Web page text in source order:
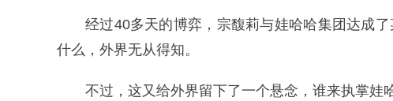
经过40多天的博弈，宗馥莉与娃哈哈集团达成
什么，外界无从得知。
不过，这又给外界留下了一个悬念，谁来执掌娃